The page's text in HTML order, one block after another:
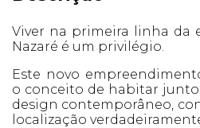
Viver na primeira linha da
Nazaré é um privilégio.
Este novo
o conceito de habitar
design contemporâneo,
localização